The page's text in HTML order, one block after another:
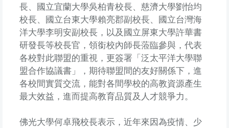
長、國立宜蘭大學吳柏青校長、慈濟大學劉怡均
校長、國立台東大學賴亮郡副校長、國立台灣海
洋大學李明安副校長，以及國立屏東大學許華書
研發長等校長官，領銜校內師長蒞臨參與，代表
各校對此聯盟的重視，更簽署「泛太平洋大學聯
盟合作協議書」，期待聯盟間的友好關係下，進
各校間實質交流，能對各間學校的高教資源產生
最大效益，進而提高教育品質及人才競爭力。
佛光大學何卓飛校長表示，近年來因為疫情、少